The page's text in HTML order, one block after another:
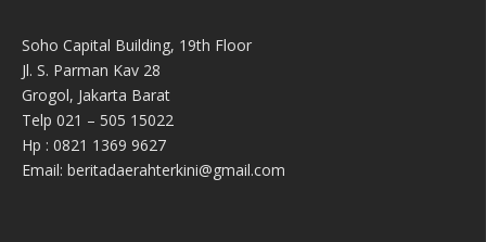
Soho Capital Building, 19th Floor
Jl. S. Parman Kav 28
Grogol, Jakarta Barat
Telp 021 – 505 15022
Hp : 0821 1369 9627
Email: beritadaerahterkini@gmail.com